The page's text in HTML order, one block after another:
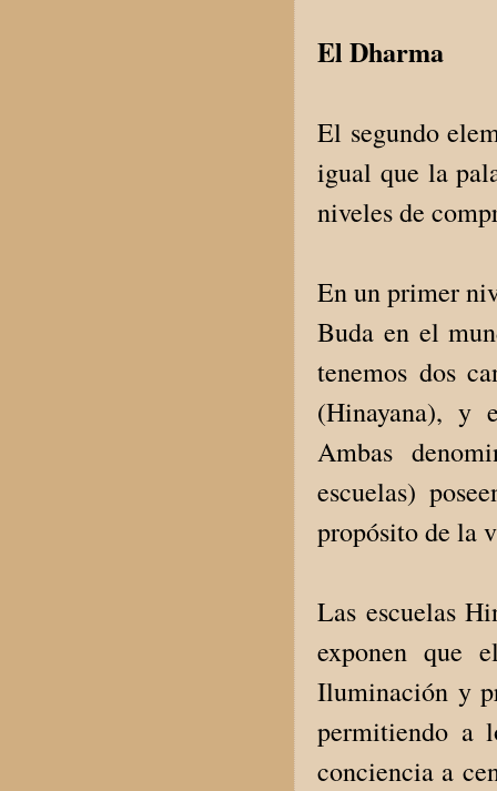
El Dharma
El segundo
igual que la
niveles de
En un primer
Buda en el
tenemos dos
(Hinayana), y
Ambas
escuelas)
propósito de la
Las escuelas
exponen que
Iluminación y
permitiendo a
conciencia a